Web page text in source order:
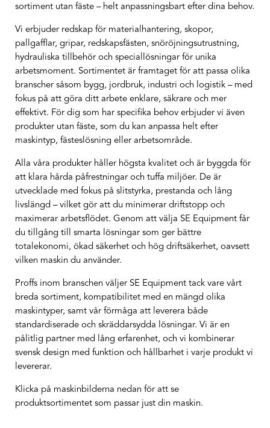
sortiment utan fäste – helt anpassningsbart efter dina behov.
Vi erbjuder redskap för materialhantering, skopor,
pallgafflar, gripar, redskapsfästen, snöröjningsutrustning,
hydrauliska tillbehör och speciallösningar för unika
arbetsmoment. Sortimentet är framtaget för att passa olika
branscher såsom bygg, jordbruk, industri och logistik – med
fokus på att göra ditt arbete enklare, säkrare och mer
effektivt. För dig som har specifika behov erbjuder vi även
produkter utan fäste, som du kan anpassa helt efter
maskintyp, fästeslösning eller arbetsområde.
Alla våra produkter håller högsta kvalitet och är byggda för
att klara hårda påfrestningar och tuffa miljöer. De är
utvecklade med fokus på slitstyrka, prestanda och lång
livslängd – vilket gör att du minimerar driftstopp och
maximerar arbetsflödet. Genom att välja SE Equipment får
du tillgång till smarta lösningar som ger bättre
totalekonomi, ökad säkerhet och hög driftsäkerhet, oavsett
vilken maskin du använder.
Proffs inom branschen väljer SE Equipment tack vare vårt
breda sortiment, kompatibilitet med en mängd olika
maskintyper, samt vår förmåga att leverera både
standardiserade och skräddarsydda lösningar. Vi är en
pålitlig partner med lång erfarenhet, och vi kombinerar
svensk design med funktion och hållbarhet i varje produkt vi
levererar.
Klicka på maskinbilderna nedan för att se
produktsortimentet som passar just din maskin.